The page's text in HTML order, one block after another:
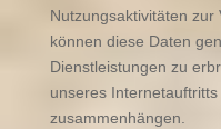
Nutzungsaktivitäten zur
können diese Daten
Dienstleistungen zu
unseres
zusammenhängen.